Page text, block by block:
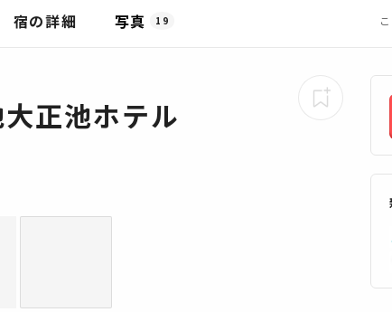
宿の詳細 写真 19
正池ホテル